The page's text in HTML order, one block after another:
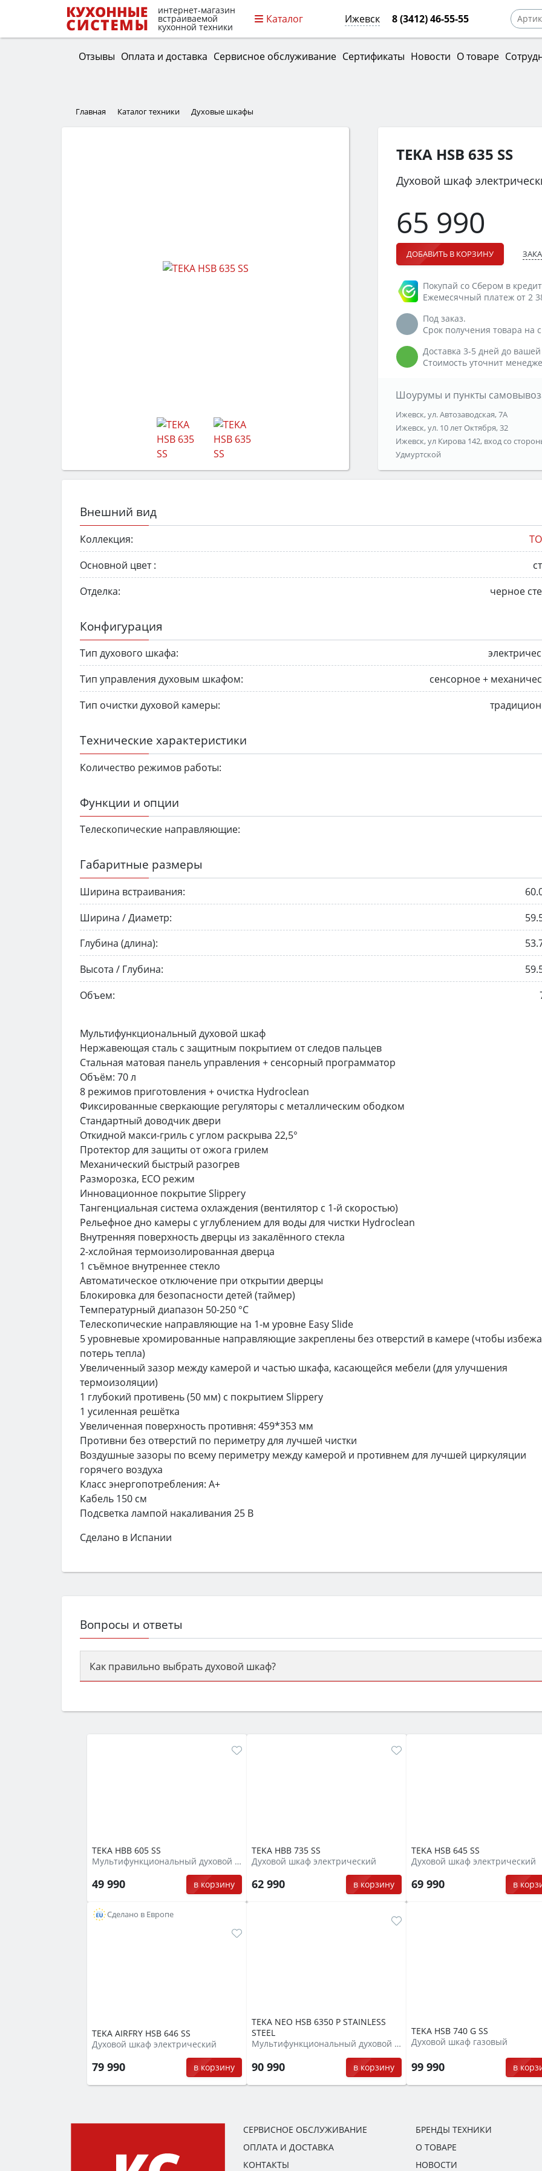
интернет-магазин
встраиваемой
кухонной техники
Каталог Ижевск 8 (3412) 46-55-55
Отзывы Оплата и доставка Сервисное обслуживание Сертификаты Новости О товаре
Главная Каталог техники Духовые шкафы
TEKA HSB 635 SS
Духовой шкаф
65 990
ДОБАВИТЬ В КОРЗИНУ
Покупай со Сбером в
Ежемесячный платеж от 2
Под заказ.
Срок получения товара на
Доставка 3-5 дней до
Стоимость уточнит
Шоурумы и пункты
Ижевск, ул. Автозаводская, 7А
Ижевск, ул. 10 лет Октября, 32
Ижевск, ул Кирова 142, вход со
Удмуртской
Внешний вид
Коллекция:
Основной цвет :
Отделка:
черное
Конфигурация
Тип духового шкафа:
Тип управления духовым шкафом:
сенсорное +
Тип очистки духовой камеры:
Технические характеристики
Количество режимов работы:
Функции и опции
Телескопические направляющие:
Габаритные размеры
Ширина встраивания:
Ширина / Диаметр:
Глубина (длина):
Высота / Глубина:
Объем:
Мультифункциональный духовой шкаф
Нержавеющая сталь с защитным покрытием от следов пальцев
Стальная матовая панель управления + сенсорный программатор
Объём: 70 л
8 режимов приготовления + очистка Hydroclean
Фиксированные сверкающие регуляторы с металлическим ободком
Стандартный доводчик двери
Откидной макси-гриль c углом раскрыва 22,5°
Протектор для защиты от ожога грилем
Механический быстрый разогрев
Разморозка, ECO режим
Инновационное покрытие Slippery
Тангенциальная система охлаждения (вентилятор с 1-й скоростью)
Рельефное дно камеры с углублением для воды для чистки Hydroclean
Внутренняя поверхность дверцы из закалённого стекла
2-хслойная термоизолированная дверца
1 съёмное внутреннее стекло
Автоматическое отключение при открытии дверцы
Блокировка для безопасности детей (таймер)
Температурный диапазон 50-250 °С
Телескопические направляющие на 1-м уровне Easy Slide
5 уровневые хромированные направляющие закреплены без отверстий в камере (чтобы
потерь тепла)
Увеличенный зазор между камерой и частью шкафа, касающейся мебели (для улучшения
термоизоляции)
1 глубокий противень (50 мм) с покрытием Slippery
1 усиленная решётка
Увеличенная поверхность противня: 459*353 мм
Противни без отверстий по периметру для лучшей чистки
Воздушные зазоры по всему периметру между камерой и противнем для лучшей циркуляции
горячего воздуха
Класс энергопотребления: А+
Кабель 150 см
Подсветка лампой накаливания 25 В
Сделано в Испании
Вопросы и ответы
Как правильно выбрать духовой шкаф?
семьи, класс энергопотребления не ниже A и нужные функции (конвекция, гриль,
TEKA HBB 605 SS
Мультифункциональный духовой шкаф
49 990 в корзину
TEKA HBB 735 SS
Духовой шкаф электрический
62 990 в корзину
TEKA HSB 645 SS
Духовой шкаф электрический
69 990 в
Сделано в Европе
TEKA AIRFRY HSB 646 SS
Духовой шкаф электрический
79 990 в корзину
TEKA NEO HSB 6350 P STAINLESS
STEEL
Мультифункциональный духовой шкаф
90 990 в корзину
TEKA HSB 740 G SS
Духовой шкаф газовый
99 990 в
СЕРВИСНОЕ ОБСЛУЖИВАНИЕ
ОПЛАТА И ДОСТАВКА
КОНТАКТЫ
БРЕНДЫ ТЕХНИКИ
О ТОВАРЕ
НОВОСТИ